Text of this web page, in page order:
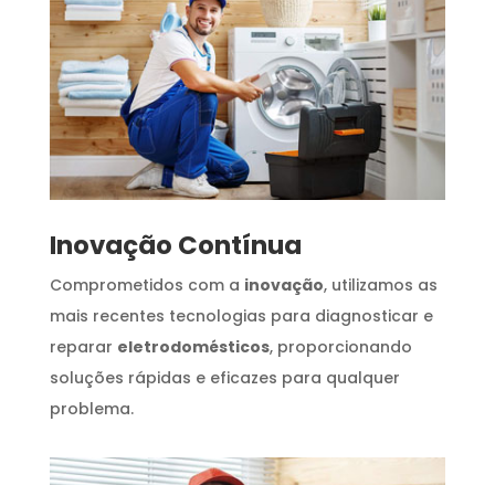
Inovação Contínua
Comprometidos com a inovação, utilizamos as
mais recentes tecnologias para diagnosticar e
reparar eletrodomésticos, proporcionando
soluções rápidas e eficazes para qualquer
problema.